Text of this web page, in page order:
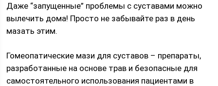
Даже “запущенные” проблемы с суставами можно
вылечить дома! Просто не забывайте раз в день
мазать этим.
Гомеопатические мази для суставов – препараты,
разработанные на основе трав и безопасные для
самостоятельного использования пациентами в